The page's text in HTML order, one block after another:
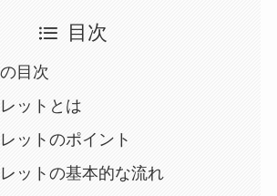
目次
目次
ットとは
ットのポイント
ットの基本的な流れ